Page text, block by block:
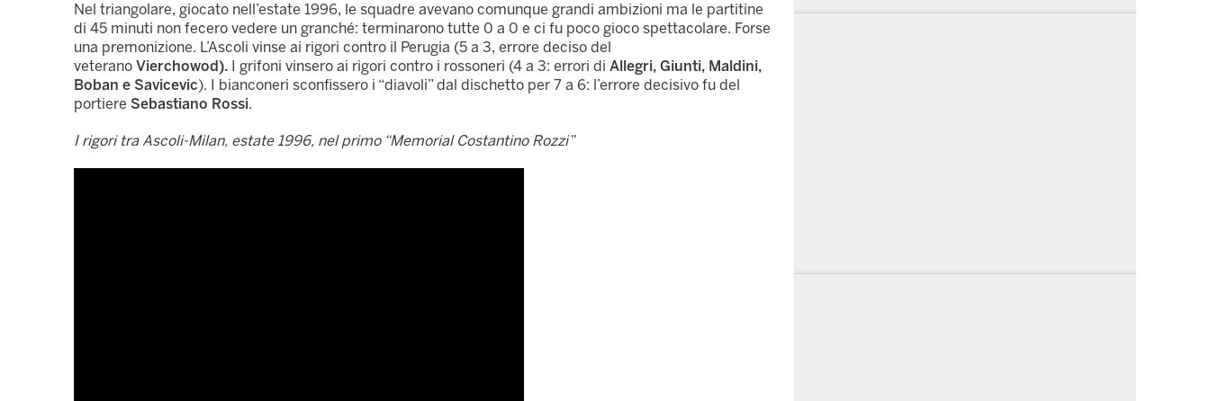
Nel triangolare, giocato nell’estate 1996, le squadre avevano comunque grandi ambizioni ma le partitine
di 45 minuti non fecero vedere un granché: terminarono tutte 0 a 0 e ci fu poco gioco spettacolare. Forse
una premonizione. L’Ascoli vinse ai rigori contro il Perugia (5 a 3, errore deciso del
veterano Vierchowod). I grifoni vinsero ai rigori contro i rossoneri (4 a 3: errori di Allegri, Giunti, Maldini,
Boban e Savicevic). I bianconeri sconfissero i “diavoli” dal dischetto per 7 a 6: l’errore decisivo fu del
portiere Sebastiano Rossi.
I rigori tra Ascoli-Milan, estate 1996, nel primo “Memorial Costantino Rozzi”